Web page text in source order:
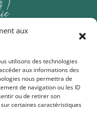
aux
utilisons des technologies
aux informations des
nous permettra de
de navigation ou les ID
ou de retirer son
certaines caractéristiques
sur mesure
Thermomix
de vente